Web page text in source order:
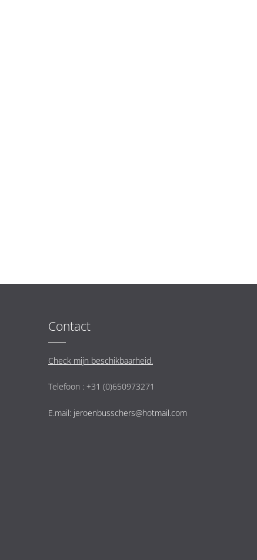
Contact
Check mijn beschikbaarheid.
Telefoon : +31 (0)650973271
E.mail: jeroenbusschers@hotmail.com